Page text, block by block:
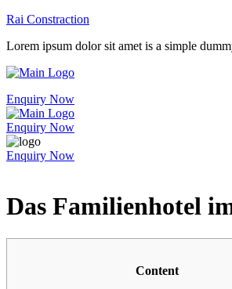
Rai Constraction
Lorem ipsum dolor sit amet is a simple
Enquiry Now
Enquiry Now
Enquiry Now
Das Familienhotel
Content